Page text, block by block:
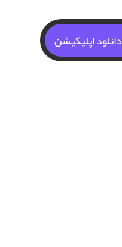
دانلود اپلیکیشن